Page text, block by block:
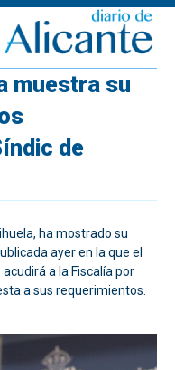
muestra su
de
ha mostrado su
ayer en la que el
a la Fiscalía por
a sus requerimientos.